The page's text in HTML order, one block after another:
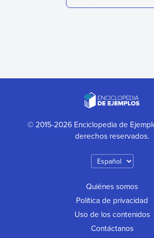
© 2015-2026 Enciclopedia de
derechos reservados.
Quiénes somos
Política de privacidad
Uso de los contenidos
Contáctanos